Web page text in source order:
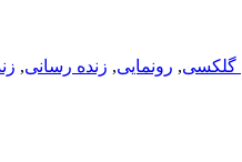
گلکسی, رونمایی, زنده رسانی,